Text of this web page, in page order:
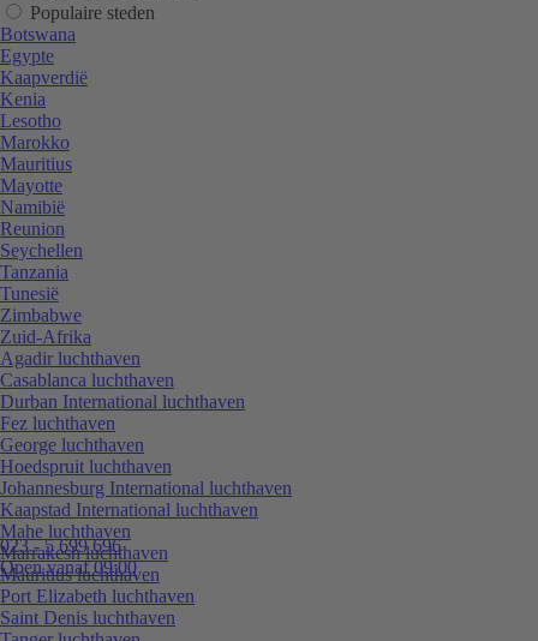
023 - 5 699 696
Open vanaf 09:00
Populaire steden
Botswana
Egypte
Kaapverdië
Kenia
Lesotho
Marokko
Mauritius
Mayotte
Namibië
Reunion
Seychellen
Tanzania
Tunesië
Zimbabwe
Zuid-Afrika
Agadir luchthaven
Casablanca luchthaven
Durban International luchthaven
Fez luchthaven
George luchthaven
Hoedspruit luchthaven
Johannesburg International luchthaven
Kaapstad International luchthaven
Mahe luchthaven
Marrakesh luchthaven
Mauritius luchthaven
Port Elizabeth luchthaven
Saint Denis luchthaven